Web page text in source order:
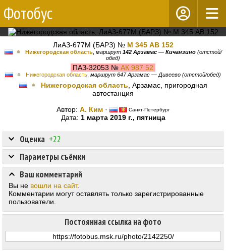
Фотобус
ЛиАЗ-677М (БАРЗ) № М 345 АВ 152
Нижегородская область, маршрут 142 Арзамас — Кичанзино(отстой/
обед)
ПАЗ-32053 № АК 987 52
Нижегородская область маршрут 647 Арзамас — Дивеево (отстой/обед)
Нижегородская область , Арзамас, пригородная
автостанция
Автор: А. Ким· Санкт-Петербург
Дата: 1 марта 2019 г., пятница
Оценка +22
Постоянная ссылка на фото
Параметры съёмки
Ваш комментарий
Вы не вошли на сайт.
Комментарии могут оставлять только зарегистрированные
пользователи.